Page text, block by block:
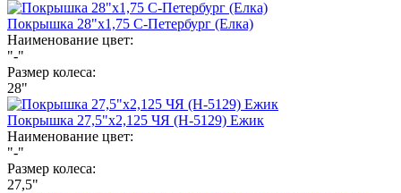
Покрышка 28"х1,75 С-Петербург (Елка)
Наименование цвет:
"-"
Размер колеса:
28"
Покрышка 27,5"х2,125 ЧЯ (H-5129) Ежик
Наименование цвет:
"-"
Размер колеса:
27,5"